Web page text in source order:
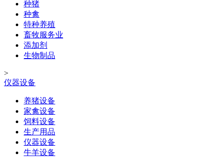
种猪
种禽
特种养殖
畜牧服务业
添加剂
生物制品
>
仪器设备
养猪设备
家禽设备
饲料设备
生产用品
仪器设备
牛羊设备